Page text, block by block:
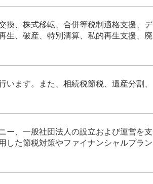
換、株式移転、合併等税制適格支援、デ
生、破産、特別清算、私的再生支援、廃
ます。また、相続税節税、遺産分割、
ー、一般社団法人の設立および運営を支
した節税対策やファイナンシャルプラン